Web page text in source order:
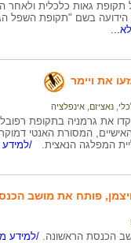
בשם "תקופת השפל
את ויימר
נאציזם אינפלציה
המסורת האנטי
המפלגה הנאצית.
/
פותח את מושב
הכנסת הראשונה. /למידע